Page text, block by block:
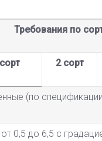
Требования по
2 сорт
(по
от 0,5 до 6,5 с